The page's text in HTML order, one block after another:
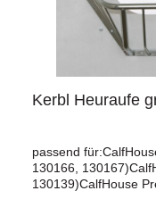
LangfuttertrogMaße:
Höhe 189
Kerbl Heuraufe
passend
130166,
130139)CalfHouse